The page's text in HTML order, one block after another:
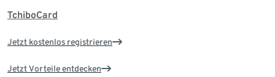
TchiboCard
Jetzt kostenlos registrieren
Jetzt Vorteile entdecken